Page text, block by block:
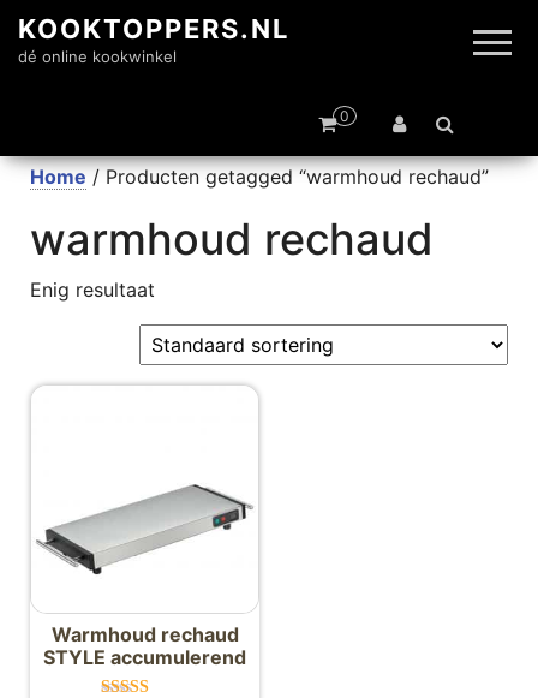
KOOKTOPPERS.NL
dé online kookwinkel
0
Home / Producten getagged “warmhoud rechaud”
warmhoud rechaud
Enig resultaat
Warmhoud rechaud
STYLE accumulerend